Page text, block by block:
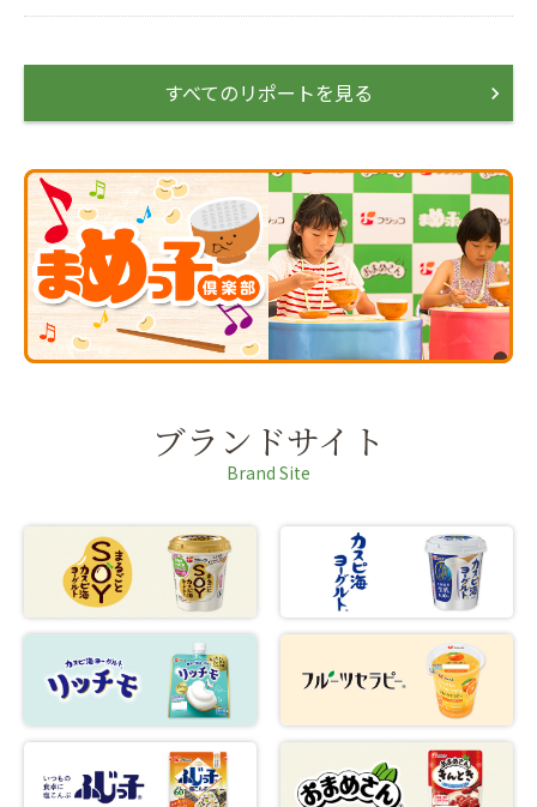
すべてのリポートを見る
ブランドサイト
Brand Site